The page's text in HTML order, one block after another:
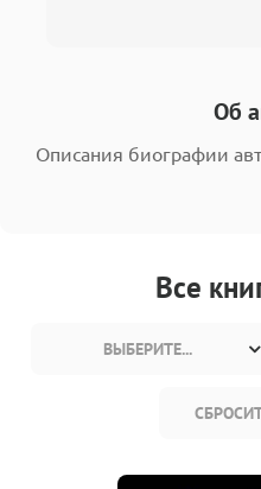
Об
Описания биографии
Все
ВЫБЕРИТЕ...